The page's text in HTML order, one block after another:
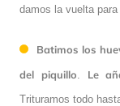
damos la vuelta
Batimos los
del piquillo
Le
Trituramos todo